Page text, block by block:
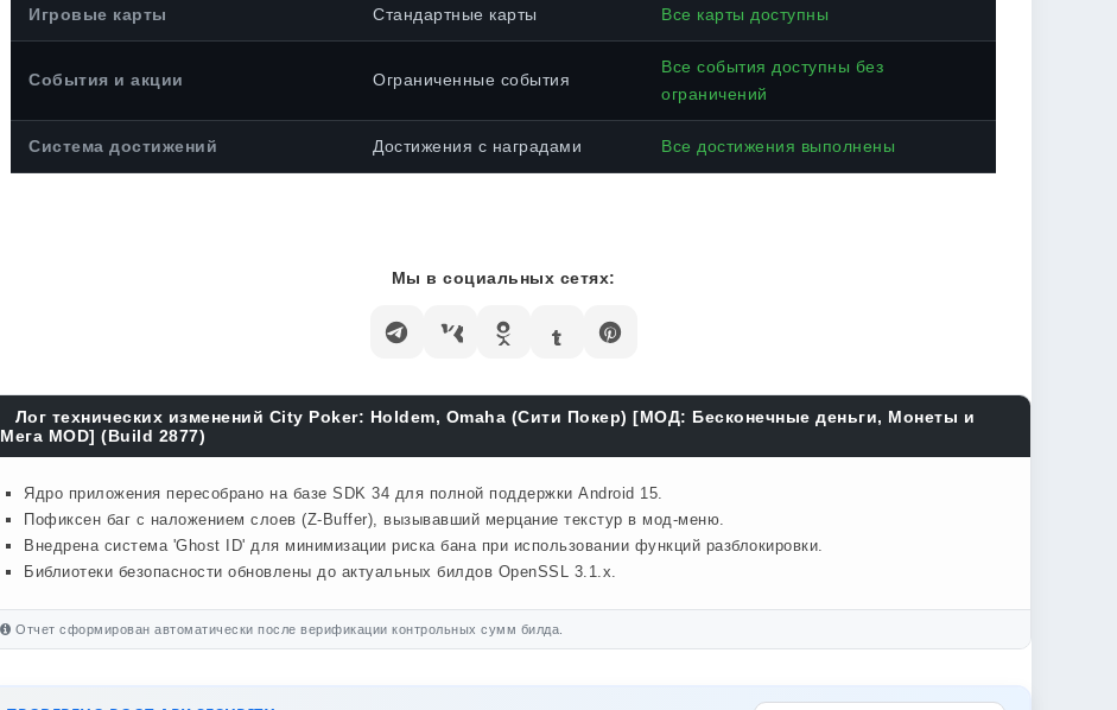
Игровые карты Стандартные карты Все карты доступны
События и акции Ограниченные события
Все события доступны без
ограничений
Система достижений Достижения с наградами Все достижения выполнены
Мы в социальных сетях:
Лог технических изменений City Poker: Holdem, Omaha (Сити Покер) [МОД: Бесконечные деньги, Монеты и
Мега MOD] (Build 2877)
Ядро приложения пересобрано на базе SDK 34 для полной поддержки Android 15.
Пофиксен баг с наложением слоев (Z-Buffer), вызывавший мерцание текстур в мод-меню.
Внедрена система 'Ghost ID' для минимизации риска бана при использовании функций разблокировки.
Библиотеки безопасности обновлены до актуальных билдов OpenSSL 3.1.x.
Отчет сформирован автоматически после верификации контрольных сумм билда.